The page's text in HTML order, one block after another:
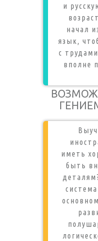
и
начал
язык,
с
вполне
иметь
быть